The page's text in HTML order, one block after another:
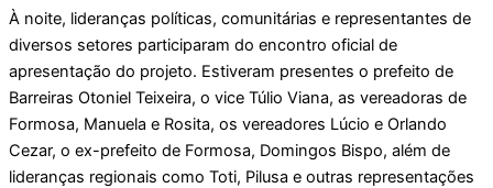
À noite, lideranças políticas, comunitárias e representantes de
diversos setores participaram do encontro oficial de
apresentação do projeto. Estiveram presentes o prefeito de
Barreiras Otoniel Teixeira, o vice Túlio Viana, as vereadoras de
Formosa, Manuela e Rosita, os vereadores Lúcio e Orlando
Cezar, o ex-prefeito de Formosa, Domingos Bispo, além de
lideranças regionais como Toti, Pilusa e outras representações